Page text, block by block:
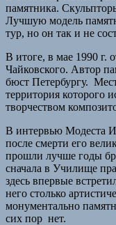
памятника.
Лучшую модель
тур, но он так и не
В итоге, в мае 1990 г.
Чайковского. Автор
бюст Петербургу.
территория которого
творчеством
В интервью Модеста
после смерти его
прошли лучше годы
сначала в Училище
здесь впервые
него столько
монументально
сих пор нет.